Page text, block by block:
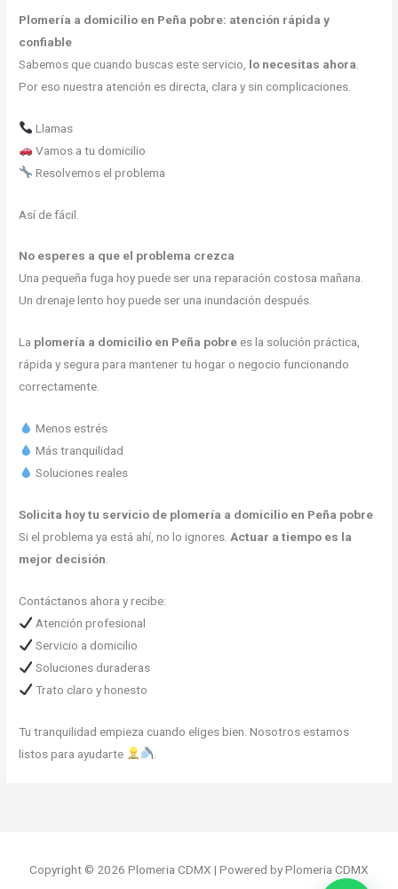
Plomería a domicilio en Peña pobre: atención rápida y
confiable
Sabemos que cuando buscas este servicio, lo necesitas ahora
Por eso nuestra atención es directa, clara y sin complicaciones.
Llamas
Vamos a tu domicilio
Resolvemos el problema
Así de fácil.
No esperes a que el problema crezca
Una pequeña fuga hoy puede ser una reparación costosa mañana.
Un drenaje lento hoy puede ser una inundación después.
La plomería a domicilio en Peña pobre es la solución práctica,
rápida y segura para mantener tu hogar o negocio funcionando
correctamente.
Menos estrés
Más tranquilidad
Soluciones reales
Solicita hoy tu servicio de plomería a domicilio en Peña pobre
Si el problema ya está ahí, no lo ignores. Actuar a tiempo es la
mejor decisión
Contáctanos ahora y recibe:
Atención profesional
Servicio a domicilio
Soluciones duraderas
Trato claro y honesto
Tu tranquilidad empieza cuando eliges bien. Nosotros estamos
listos para ayudarte
Copyright © 2026 Plomeria CDMX | Powered by Plomeria CDMX